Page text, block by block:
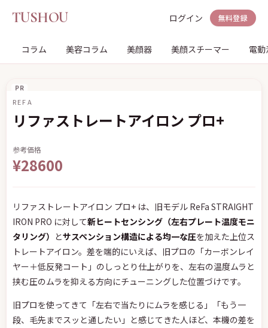
TUSHOU ログイン 無料登録
コラム 美容コラム 美顔器 美顔スチーマー 電
PR
REFA
リファストレートアイロン プロ+
参考価格
¥28600
リファストレートアイロン プロ+ は、旧モデル ReFa STRAIGHT
IRON PRO に対して新ヒートセンシング（左右プレート温度モニ
タリング） とサスペンション構造による均一な圧を加えた上位ス
トレートアイロン。差を端的にいえば、旧プロの「カーボンレイ
ヤー＋低反発コート」のしっとり仕上がりを、左右の温度ムラと
挟む圧のムラを抑える方向にチューニングした位置づけです。
旧プロを使ってきて「左右で当たりにムラを感じる」「もう一
段、毛先までスッと通したい」と感じてきた人ほど、本機の差を